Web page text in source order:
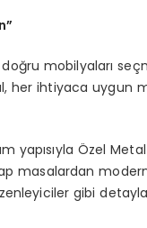
mobilyaları
her ihtiyaca uygun
yapısıyla Özel
masalardan
gibi